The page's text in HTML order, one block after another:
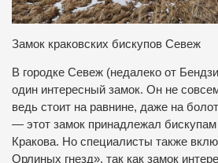
Замок краковских бискупов Севеж
В городке Севеж (недалеко от
один интересный замок. Он не
ведь стоит на равнине, даже на
— этот замок принадлежал бискупам
Кракова. Но специалисты также
Орлиных гнезд», так как замок